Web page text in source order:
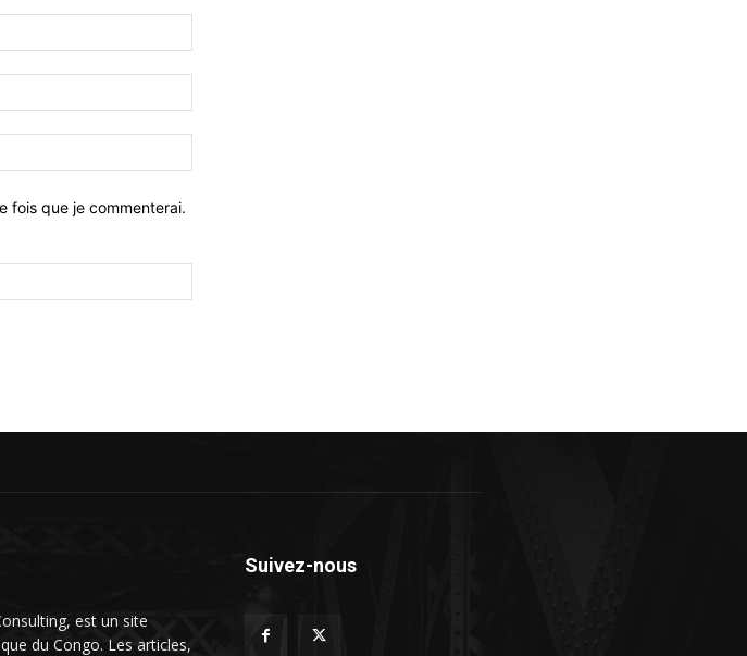
:*
:*
:
fois que je commenterai.
est un site
du Congo. Les articles,
Suivez-nous